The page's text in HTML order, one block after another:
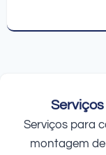
Serviços para
montagem